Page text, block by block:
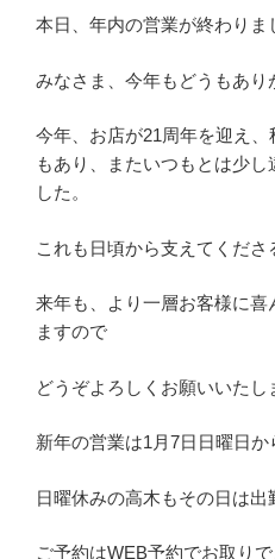
本日、年内の営業が終わりま
みなさま、今年もどうもあり
今年、お店が21周年を迎え
もあり、またいつもとは少
した。
これも日頃から支えてくださ
来年も、より一層お客様に喜
ますので
どうぞよろしくお願いいたし
新年の営業は1月7日日曜日か
日曜休みの高木もその日は出
ご予約はWEB予約でお取り